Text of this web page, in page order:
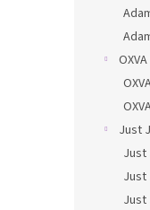
Just
Just
Just
Just